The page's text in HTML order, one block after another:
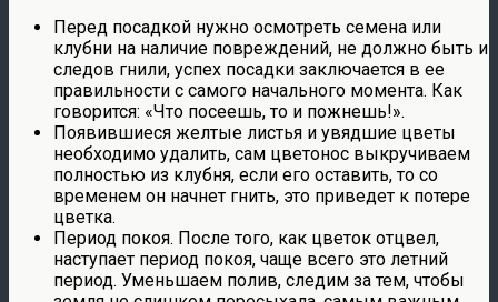
Перед посадкой нужно осмотреть семена или
клубни на наличие повреждений, не должно быть и
следов гнили, успех посадки заключается в ее
правильности с самого начального момента. Как
говорится: «Что посеешь, то и пожнешь!».
Появившиеся желтые листья и увядшие цветы
необходимо удалить, сам цветонос выкручиваем
полностью из клубня, если его оставить, то со
временем он начнет гнить, это приведет к потере
цветка.
Период покоя. После того, как цветок отцвел,
наступает период покоя, чаще всего это летний
период. Уменьшаем полив, следим за тем, чтобы